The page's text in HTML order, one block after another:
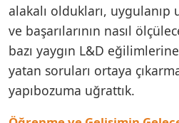
alakalı oldukları, uygulanıp
ve başarılarının nasıl
bazı yaygın L&D
yatan soruları ortaya
yapıbozuma uğrattık.